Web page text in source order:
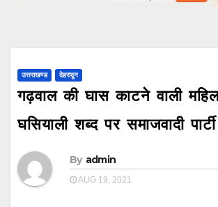
उत्तराखण्ड देहरादून
गढ़वाल की घास काटने वाली
घसियाली शब्द पर समाजवादी
By admin
AUG 19, 2021